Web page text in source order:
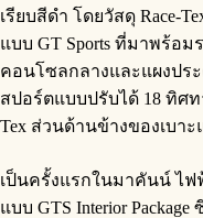
เรียบสีดำ โดยวัสดุ Race-
แบบ GT Sports ที่มาพร้อ
คอนโซลกลางและแผงปร
สปอร์ตแบบปรับได้ 18 ทิศ
Tex ส่วนด้านข้างของเบา
เป็นครั้งแรกในมาคันน์ ไ
แบบ GTS Interior